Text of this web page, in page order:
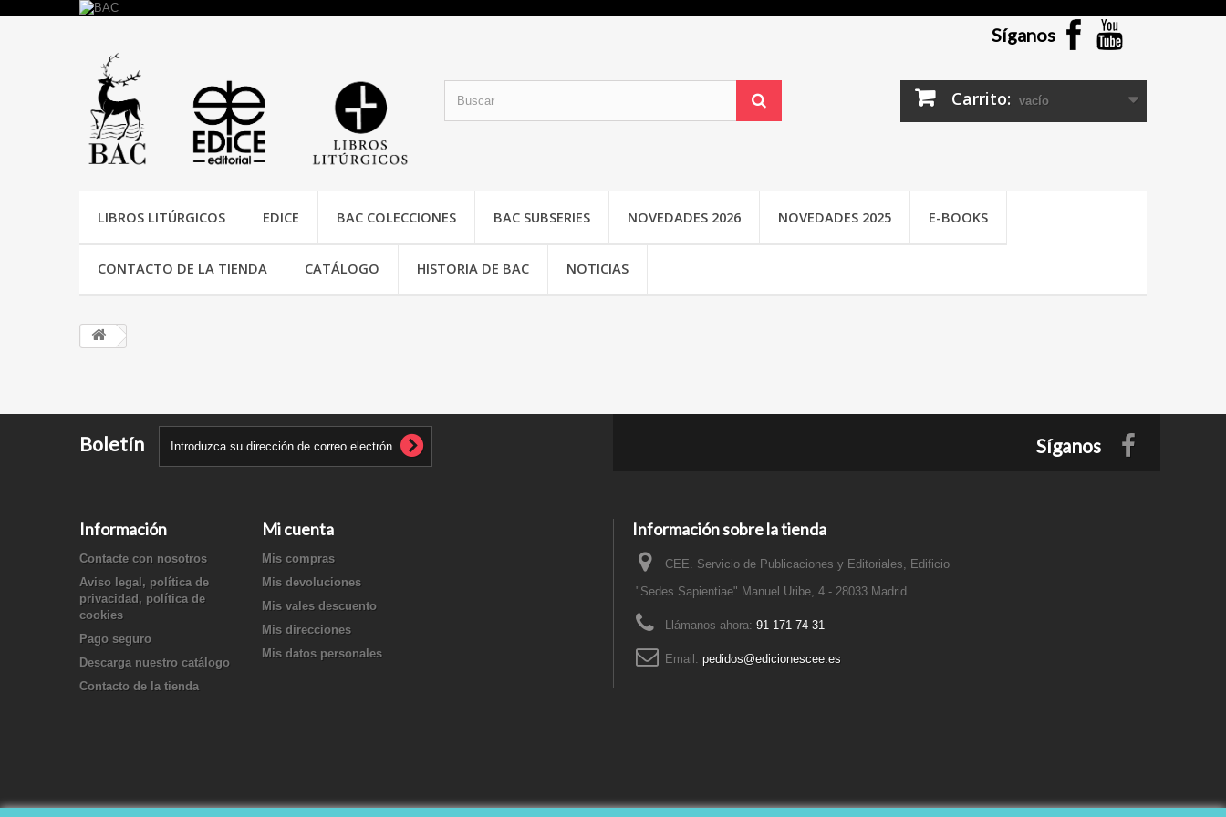
Síganos
Carrito: vacío
LIBROS LITÚRGICOS EDICE BAC COLECCIONES BAC SUBSERIES NOVEDADES 2026 NOVEDADES 2025 E-BOOKS
CONTACTO DE LA TIENDA CATÁLOGO HISTORIA DE BAC NOTICIAS
Boletín Síganos
Información
Contacte con nosotros
Aviso legal, política de
privacidad, política de
cookies
Pago seguro
Descarga nuestro catálogo
Contacto de la tienda
Mi cuenta
Mis compras
Mis devoluciones
Mis vales descuento
Mis direcciones
Mis datos personales
Información sobre la tienda
CEE. Servicio de Publicaciones y Editoriales, Edificio
"Sedes Sapientiae" Manuel Uribe, 4 - 28033 Madrid
Llámanos ahora: 91 171 74 31
Email: pedidos@edicionescee.es